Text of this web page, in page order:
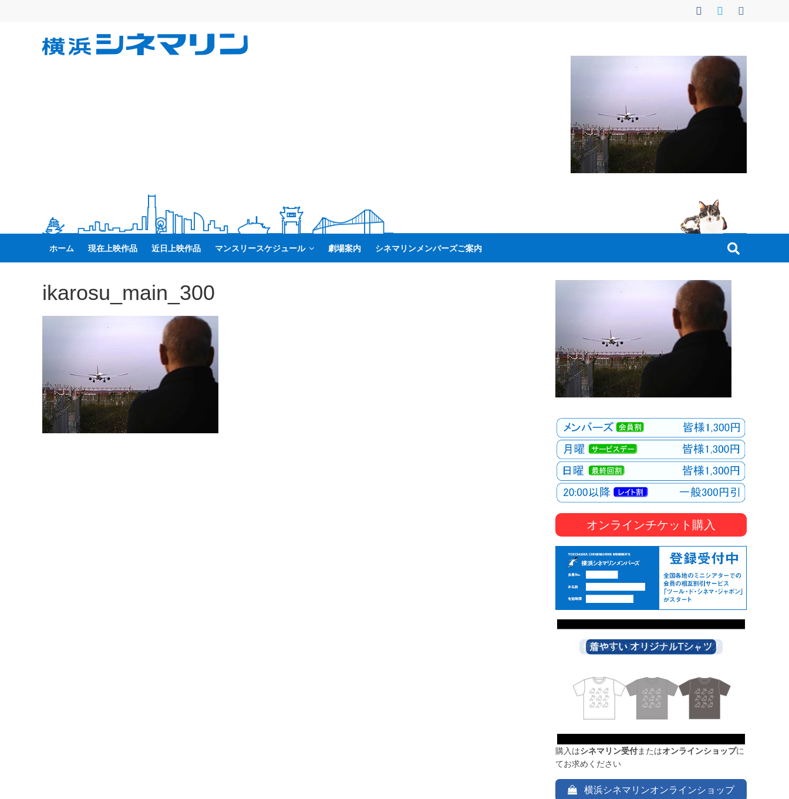
横
リ
ン
た
映
街
で
ホーム 現在上映作品 近日上映作品 マンスリースケジュール 劇場案内 シネマリンメンバーズご案内
ikarosu_main_300
オンラインチケット購入
購入はシネマリン受付またはオンラインショップに
てお求めください
横浜シネマリンオンラインショップ